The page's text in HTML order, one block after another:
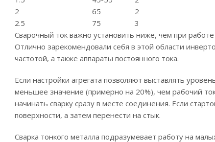
2
65
2
2.5
75
3
Сварочный ток важно установить ниже, чем при
Отлично зарекомендовали себя в этой области
частотой, а также аппараты постоянного тока.
Если настройки агрегата позволяют выставлять
меньшее значение (примерно на 20%), чем рабочий
начинать сварку сразу в месте соединения. Если
поверхности, а затем перенести на стык.
Сварка тонкого металла подразумевает работу на